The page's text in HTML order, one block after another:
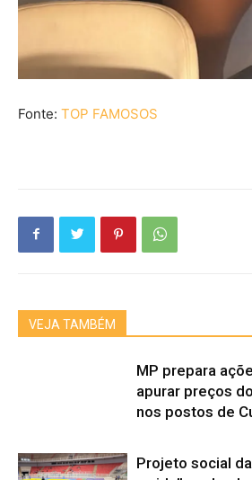
Fonte: TOP FAMOSOS
VEJA TAMBÉM
MP prepara
apurar preços
nos postos de
Projeto social